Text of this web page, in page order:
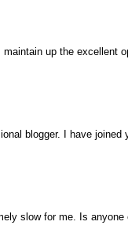
maintain up the excellent
blogger. I have
slow for me. Is